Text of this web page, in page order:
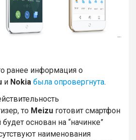
ранее информация о
и Nokia была опровергнута.
то Meizu готовит смартфон
основан на “начинке”
наименования